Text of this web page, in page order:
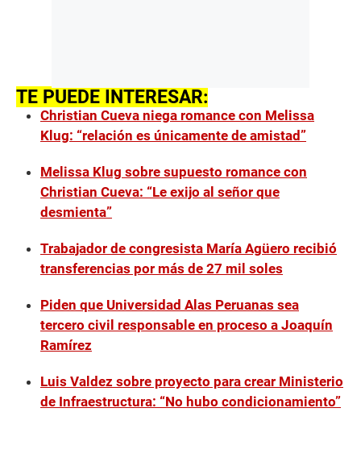
TE PUEDE INTERESAR:
Christian Cueva niega romance con Melissa
Klug: “relación es únicamente de amistad”
Melissa Klug sobre supuesto romance con
Christian Cueva: “Le exijo al señor que
desmienta”
Trabajador de congresista María Agüero recibió
transferencias por más de 27 mil soles
Piden que Universidad Alas Peruanas sea
tercero civil responsable en proceso a Joaquín
Ramírez
Luis Valdez sobre proyecto para crear Ministerio
de Infraestructura: “No hubo condicionamiento”